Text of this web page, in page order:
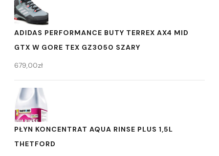
ADIDAS PERFORMANCE BUTY TERREX AX4 MID
GTX W GORE TEX GZ3050 SZARY
679,00zł
PŁYN KONCENTRAT AQUA RINSE PLUS 1,5L
THETFORD